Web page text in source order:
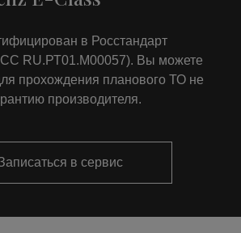
в Росстандарт
RU.РТ01.М00057). Вы можете
прохождения планового ТО не
производителя.
в сервис